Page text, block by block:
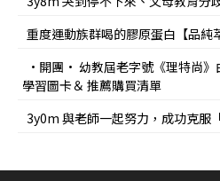
重度運動族群喝的膠原蛋白【品純
•開團• 幼教屆老字號《理特尚》
學習圖卡＆ 推薦購買清單
3y0m 與老師一起努力，成功克服